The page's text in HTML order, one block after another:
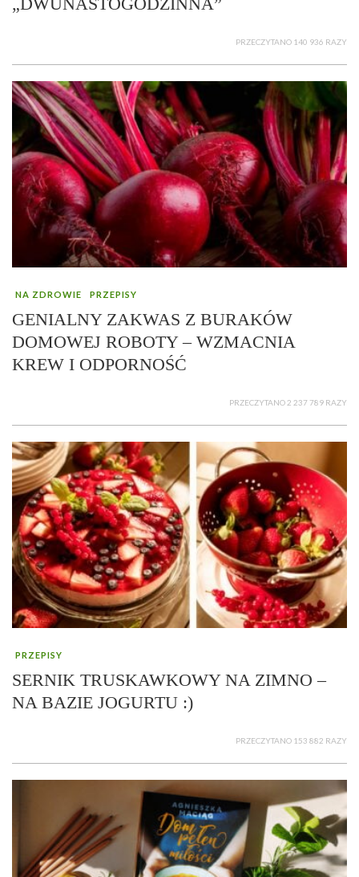
PRZECZYTANO 140 936 RAZY
NA ZDROWIE PRZEPISY
GENIALNY ZAKWAS Z BURAKÓW
DOMOWEJ ROBOTY – WZMACNIA
KREW I ODPORNOŚĆ
PRZECZYTANO 2 237 789 RAZY
PRZEPISY
SERNIK TRUSKAWKOWY NA ZIMNO –
NA BAZIE JOGURTU :)
PRZECZYTANO 153 882 RAZY